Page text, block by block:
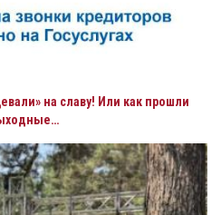
на славу! Или как прошли